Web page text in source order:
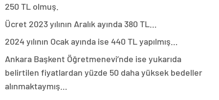
250 TL olmuş.
Ücret 2023 yılının Aralık ayında 380 TL…
2024 yılının Ocak ayında ise 440 TL yapılmış…
Ankara Başkent Öğretmenevi’nde ise yukarıda
belirtilen fiyatlardan yüzde 50 daha yüksek bedeller
alınmaktaymış…